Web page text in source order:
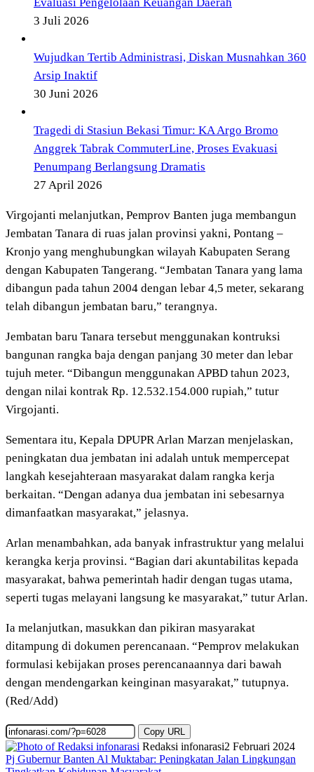
3 Juli 2026
Wujudkan Tertib Administrasi, Diskan Musnahkan 360
Arsip Inaktif
30 Juni 2026
Tragedi di Stasiun Bekasi Timur: KA Argo Bromo
Anggrek Tabrak CommuterLine, Proses Evakuasi
Penumpang Berlangsung Dramatis
27 April 2026
Virgojanti melanjutkan, Pemprov Banten juga membangun
Jembatan Tanara di ruas jalan provinsi yakni, Pontang –
Kronjo yang menghubungkan wilayah Kabupaten Serang
dengan Kabupaten Tangerang. “Jembatan Tanara yang lama
dibangun pada tahun 2004 dengan lebar 4,5 meter, sekarang
telah dibangun jembatan baru,” terangnya.
Jembatan baru Tanara tersebut menggunakan kontruksi
bangunan rangka baja dengan panjang 30 meter dan lebar
tujuh meter. “Dibangun menggunakan APBD tahun 2023,
dengan nilai kontrak Rp. 12.532.154.000 rupiah,” tutur
Virgojanti.
Sementara itu, Kepala DPUPR Arlan Marzan menjelaskan,
peningkatan dua jembatan ini adalah untuk mempercepat
langkah kesejahteraan masyarakat dalam rangka kerja
berkaitan. “Dengan adanya dua jembatan ini sebesarnya
dimanfaatkan masyarakat,” jelasnya.
Arlan menambahkan, ada banyak infrastruktur yang melalui
kerangka kerja provinsi. “Bagian dari akuntabilitas kepada
masyarakat, bahwa pemerintah hadir dengan tugas utama,
seperti tugas melayani langsung ke masyarakat,” tutur Arlan.
Ia melanjutkan, masukkan dan pikiran masyarakat
ditampung di dokumen perencanaan. “Pemprov melakukan
formulasi kebijakan proses perencanaannya dari bawah
dengan mendengarkan keinginan masyarakat,” tutupnya.
(Red/Add)
Copy URL
Redaksi infonarasi2 Februari 2024
Pj Gubernur Banten Al Muktabar: Peningkatan Jalan Lingkungan